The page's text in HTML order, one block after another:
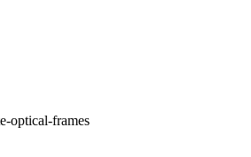
optical-frames